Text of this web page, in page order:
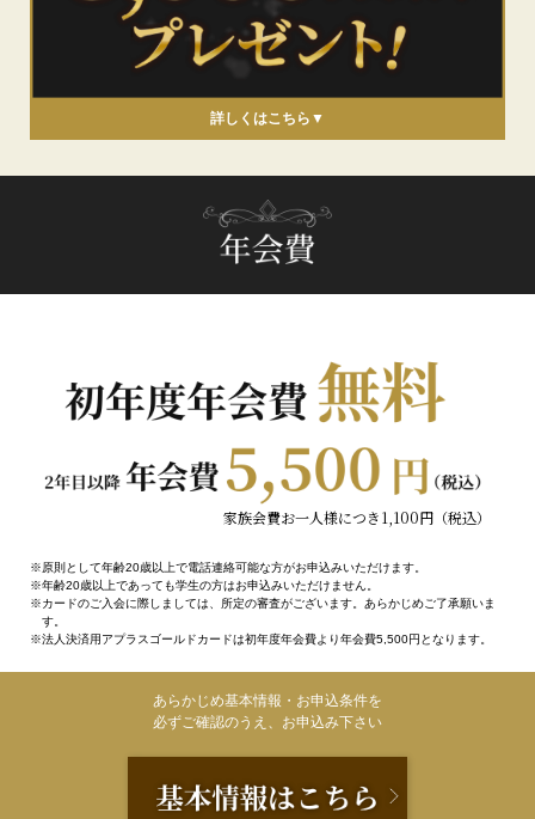
詳しくはこちら
家族会費お一人様につき1,100円（税込）
原則として年齢20歳以上で電話連絡可能な方がお申込みいただけます。
年齢20歳以上であっても学生の方はお申込みいただけません。
カードのご入会に際しましては、所定の審査がございます。あらかじめご了承願いま
す。
法人決済用アプラスゴールドカードは初年度年会費より年会費5,500円となります。
あらかじめ基本情報・お申込条件を
必ずご確認のうえ、お申込み下さい